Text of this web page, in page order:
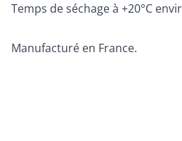
Temps de séchage à +20°C
Manufacturé en France.